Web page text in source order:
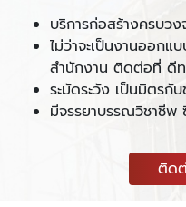
บริการก่อสร้างครบวง
ไม่ว่าจะเป็นงานออก
สำนักงาน ติดต่อที่ ดี
ระมัดระวัง เป็นมิตรกั
มีจรรยาบรรณวิชาชีพ
ติด